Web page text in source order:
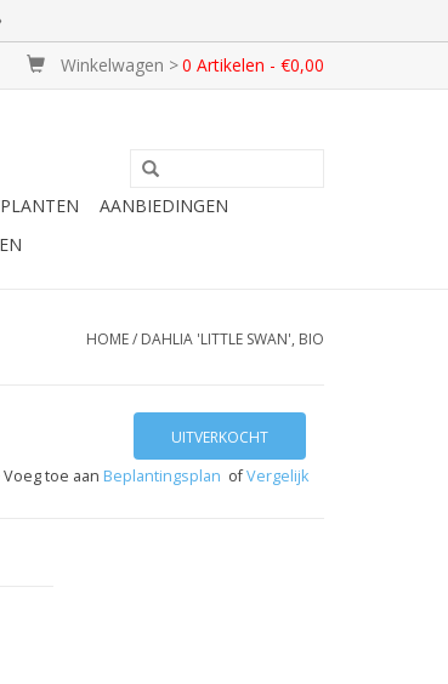
Winkelwagen >0 Artikelen - €0,00
AANBIEDINGEN
HOME/ DAHLIA 'LITTLE SWAN', BIO
UITVERKOCHT
Voeg toe aan Beplantingsplan ofVergelijk